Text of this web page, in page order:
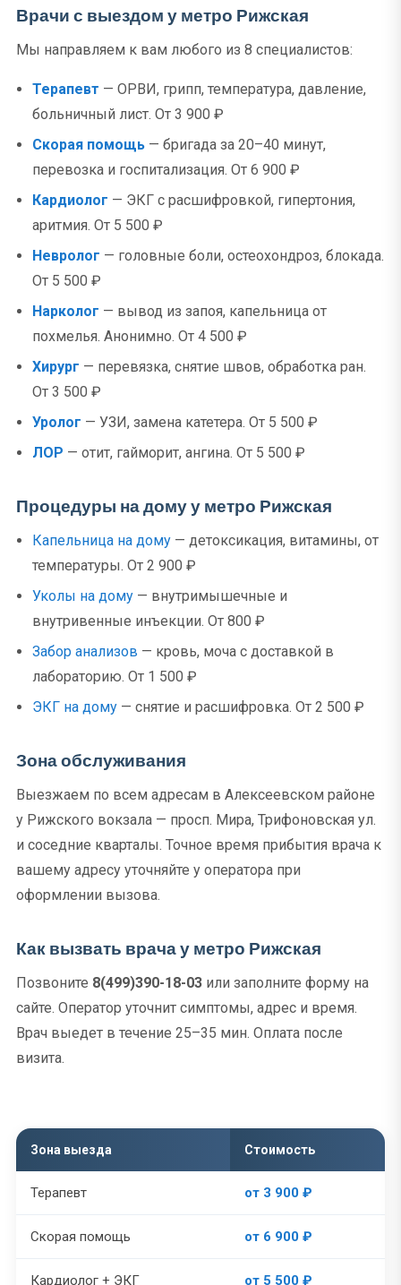
Врачи с выездом у метро Рижская
Мы направляем к вам любого из 8 специалистов:
Терапевт — ОРВИ, грипп, температура, давление,
больничный лист. От 3 900 ₽
Скорая помощь — бригада за 20–40 минут,
перевозка и госпитализация. От 6 900 ₽
Кардиолог — ЭКГ с расшифровкой, гипертония,
аритмия. От 5 500 ₽
Невролог — головные боли, остеохондроз, блокада.
От 5 500 ₽
Нарколог — вывод из запоя, капельница от
похмелья. Анонимно. От 4 500 ₽
Хирург — перевязка, снятие швов, обработка ран.
От 3 500 ₽
Уролог — УЗИ, замена катетера. От 5 500 ₽
ЛОР — отит, гайморит, ангина. От 5 500 ₽
Процедуры на дому у метро Рижская
Капельница на дому — детоксикация, витамины, от
температуры. От 2 900 ₽
Уколы на дому — внутримышечные и
внутривенные инъекции. От 800 ₽
Забор анализов — кровь, моча с доставкой в
лабораторию. От 1 500 ₽
ЭКГ на дому — снятие и расшифровка. От 2 500 ₽
Зона обслуживания
Выезжаем по всем адресам в Алексеевском районе
у Рижского вокзала — просп. Мира, Трифоновская ул.
и соседние кварталы. Точное время прибытия врача к
вашему адресу уточняйте у оператора при
оформлении вызова.
Как вызвать врача у метро Рижская
Позвоните 8(499)390-18-03 или заполните форму на
сайте. Оператор уточнит симптомы, адрес и время.
Врач выедет в течение 25–35 мин. Оплата после
визита.
Зона выезда Стоимость
Терапевт от 3 900 ₽
Скорая помощь от 6 900 ₽
Кардиолог + ЭКГ от 5 500 ₽